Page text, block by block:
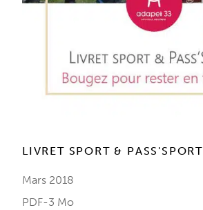
LIVRET SPORT & PASS'SPORT
Mars 2018
PDF-3 Mo